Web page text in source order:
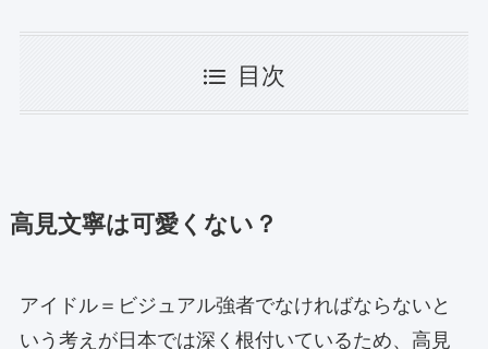
目次
高見文寧は可愛くない？
アイドル＝ビジュアル強者でなければならないと
いう考えが日本では深く根付いているため、高見